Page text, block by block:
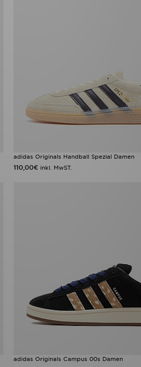
adidas Originals Handball Spezial Damen
110,00€ inkl. MwST.
adidas Originals Campus 00s Damen